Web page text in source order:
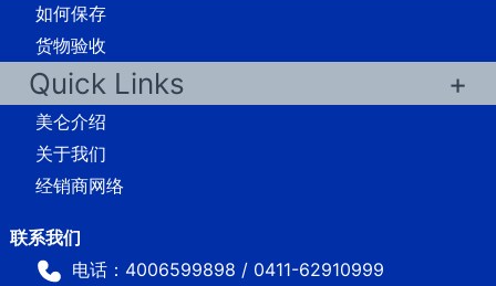
如何保存
货物验收
Quick Links
美仑介绍
关于我们
经销商网络
电话：4006599898 / 0411-62910999